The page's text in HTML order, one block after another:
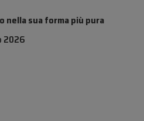
nella sua forma più pura
2026